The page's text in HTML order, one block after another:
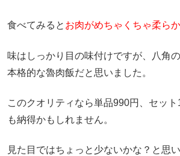
食べてみると お肉がめちゃくちゃ柔ら
味はしっかり目の味付けですが、八角
本格的な魯肉飯だと思いました。
このクオリティなら単品990円、セッ
も納得かもしれません。
見た目ではちょっと少ないかな？と思